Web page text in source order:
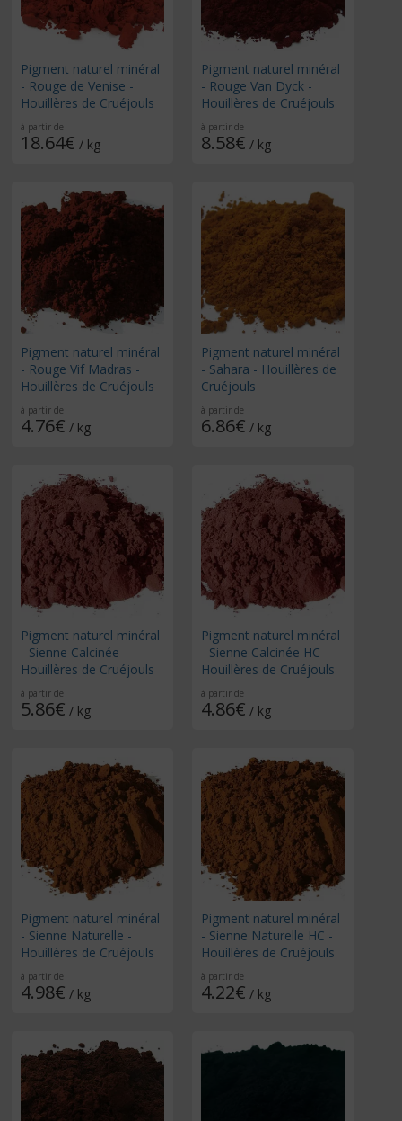
Pigment naturel minéral
- Rouge de Venise -
Houillères de Cruéjouls
à partir de
18.64€ / kg
Pigment naturel minéral
- Rouge Van Dyck -
Houillères de Cruéjouls
à partir de
8.58€ / kg
Pigment naturel minéral
- Rouge Vif Madras -
Houillères de Cruéjouls
à partir de
4.76€ / kg
Pigment naturel minéral
- Sahara - Houillères de
Cruéjouls
à partir de
6.86€ / kg
Pigment naturel minéral
- Sienne Calcinée -
Houillères de Cruéjouls
à partir de
5.86€ / kg
Pigment naturel minéral
- Sienne Calcinée HC -
Houillères de Cruéjouls
à partir de
4.86€ / kg
Pigment naturel minéral
- Sienne Naturelle -
Houillères de Cruéjouls
à partir de
4.98€ / kg
Pigment naturel minéral
- Sienne Naturelle HC -
Houillères de Cruéjouls
à partir de
4.22€ / kg